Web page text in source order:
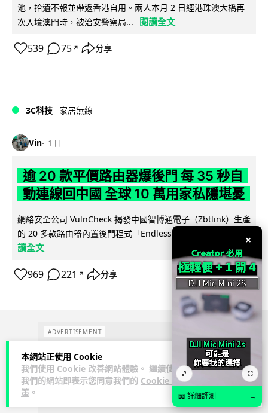
本網站正使用 Cookie
我們使用 Cookie 改善網站體驗。 繼續使用
我們的網站即表示您同意我們的 Cookie 政
策 。
池，拾遺不報並帶返香港自用。兩人本月 2 日經港珠澳大橋再
次入境澳門時，被治安警察局...
閱讀全文
539 75 ↗ 分享
3C科技 家居無線
Vin 1 日
逾 20 款平價路由器爆後門 每 35 秒自
動連線回中國 全球 10 萬用家私隱堪憂
網絡安全公司 VulnCheck 揭發中國智博通電子（Zbtlink）生產
的 20 多款路由器內置後門程式「Endlessdoors」（無盡...
讀全文
969 221 ↗ 分享
ADVERTISEMENT
×
🎵 ⛶
📖 詳細評測 →